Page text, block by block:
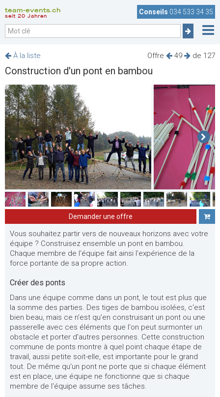
team-events.ch
seit 20 Jahren
Conseils 034 533 34 35
Offre 49 de 127
À la liste
Construction d'un pont en bambou
Demander une offre
Vous souhaitez partir vers de nouveaux horizons avec votre
équipe ? Construisez ensemble un pont en bambou.
Chaque membre de l'équipe fait ainsi l'expérience de la
force portante de sa propre action.
Créer des ponts
Dans une équipe comme dans un pont, le tout est plus que
la somme des parties. Des tiges de bambou isolées, c'est
bien beau, mais ce n'est qu'en construisant un pont ou une
passerelle avec ces éléments que l'on peut surmonter un
obstacle et porter d'autres personnes. Cette construction
commune de ponts montre à quel point chaque étape de
travail, aussi petite soit-elle, est importante pour le grand
tout. De même qu'un pont ne porte que si chaque élément
est en place, une équipe ne fonctionne que si chaque
membre de l'équipe assume ses tâches.